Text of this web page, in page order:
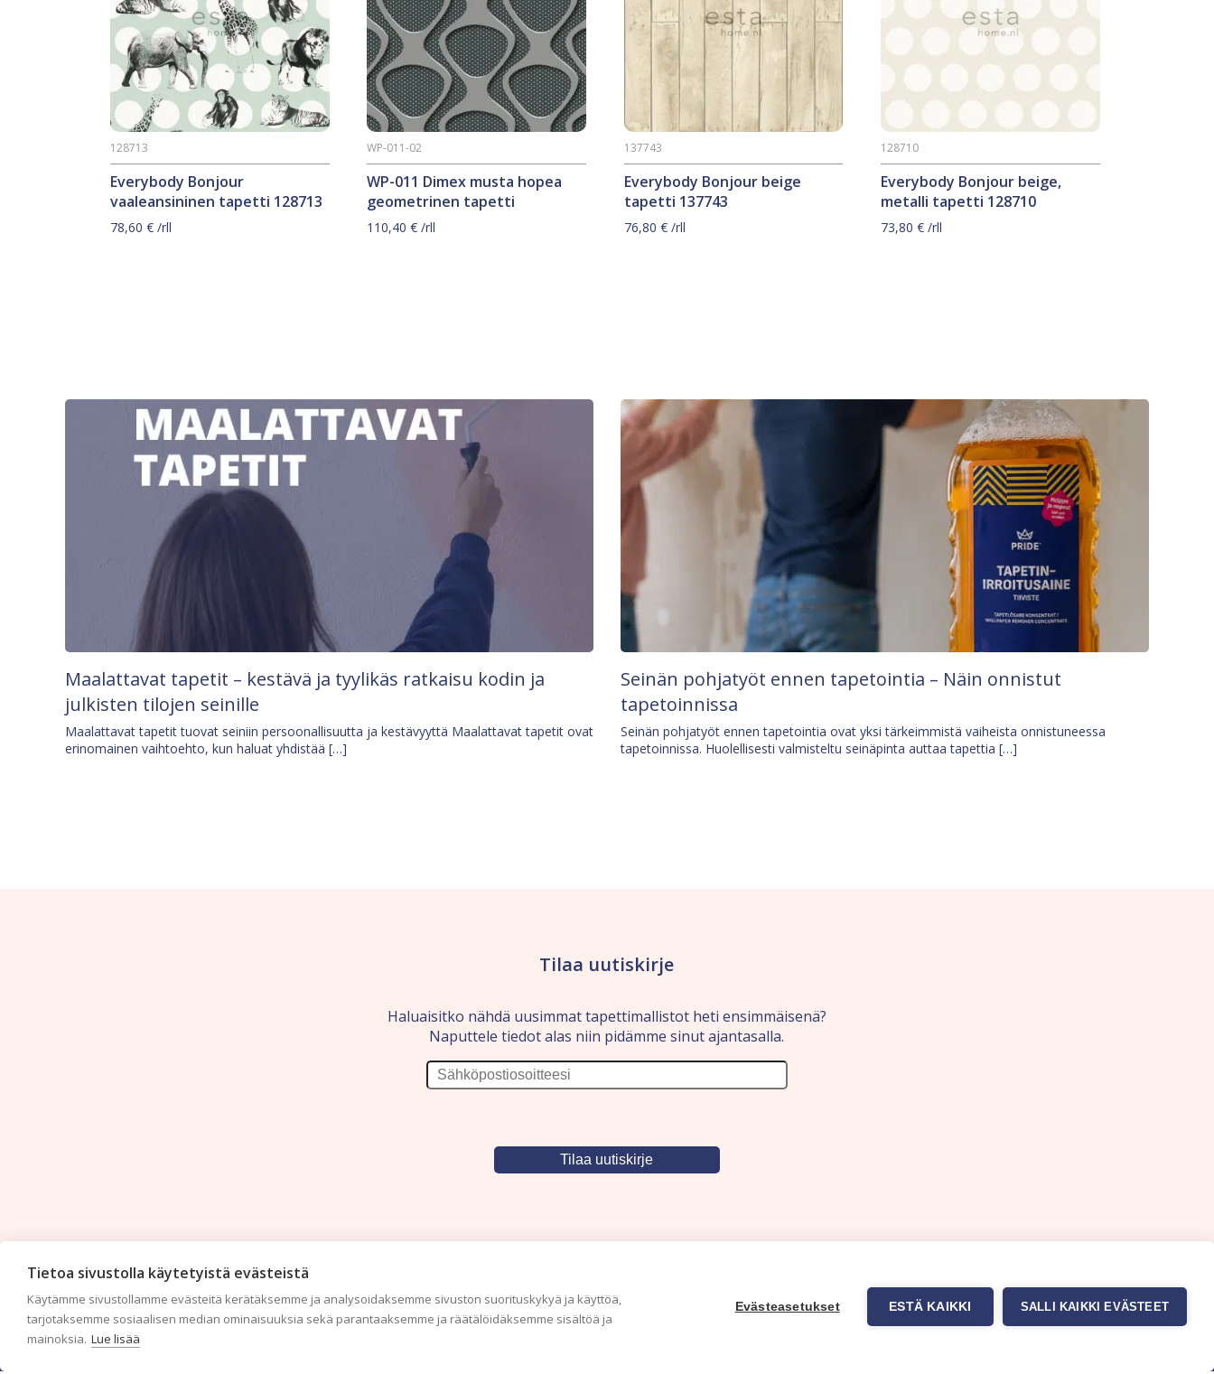
Tietoa sivustolla käytetyistä evästeistä
Käytämme sivustollamme evästeitä kerätäksemme ja analysoidaksemme sivuston suorituskykyä ja käyttöä,
tarjotaksemme sosiaalisen median ominaisuuksia sekä parantaaksemme ja räätälöidäksemme sisältöä ja
mainoksia. Lue lisää
Evästeasetukset ESTÄ KAIKKI SALLI KAIKKI EVÄSTEET
Everybody Bonjour
vaaleansininen tapetti 128713
128713
78,60 € /rll
WP-011 Dimex musta hopea
geometrinen tapetti
WP-011-02
110,40€ /rll
Everybody Bonjour beige
tapetti 137743
137743
76,80 €/rll
Everybody Bonjour beige,
metalli tapetti 128710
128710
73,80€ /rll
Maalattavat tapetit – kestävä ja tyylikäs ratkaisu kodin ja
julkisten tilojen seinille
Maalattavat tapetit tuovat seiniin persoonallisuutta ja kestävyyttä Maalattavat tapetit ovat
erinomainen vaihtoehto, kun haluat yhdistää […]
Seinän pohjatyöt ennen tapetointia – Näin onnistut
tapetoinnissa
Seinän pohjatyöt ennen tapetointia ovat yksi tärkeimmistä vaiheista onnistuneessa
tapetoinnissa. Huolellisesti valmisteltu seinäpinta auttaa tapettia […]
Tilaa uutiskirje
Haluaisitko nähdä uusimmat tapettimallistot heti ensimmäisenä?
Naputtele tiedot alas niin pidämme sinut ajantasalla.